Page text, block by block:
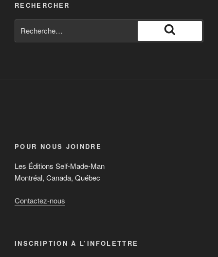
RECHERCHER
POUR NOUS JOINDRE
Les Éditions Self-Made-Man
Montréal, Canada, Québec
Contactez-nous
INSCRIPTION À L’INFOLETTRE